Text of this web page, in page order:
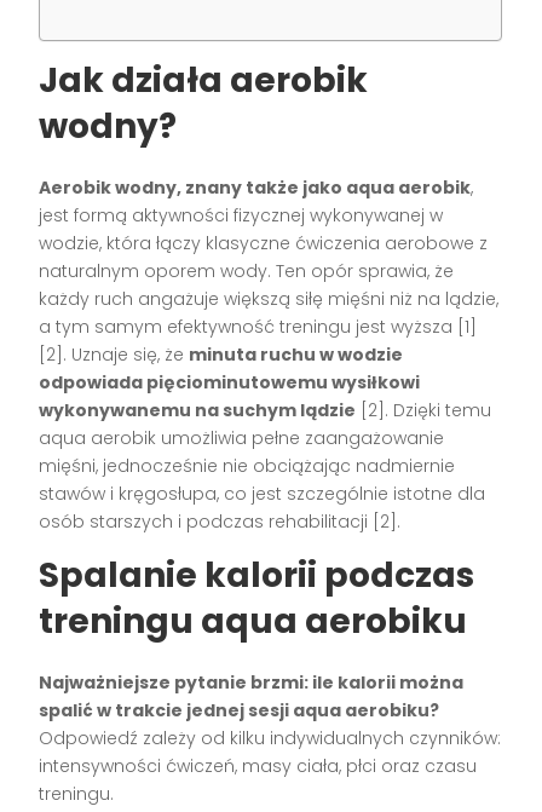
Jak działa aerobik
wodny?
Aerobik wodny, znany także jako aqua aerobik,
jest formą aktywności fizycznej wykonywanej w
wodzie, która łączy klasyczne ćwiczenia aerobowe z
naturalnym oporem wody. Ten opór sprawia, że
każdy ruch angażuje większą siłę mięśni niż na lądzie,
a tym samym efektywność treningu jest wyższa [1]
[2] . Uznaje się, że minuta ruchu w wodzie
odpowiada pięciominutowemu wysiłkowi
wykonywanemu na suchym lądzie [2] . Dzięki temu
aqua aerobik umożliwia pełne zaangażowanie
mięśni, jednocześnie nie obciążając nadmiernie
stawów i kręgosłupa, co jest szczególnie istotne dla
osób starszych i podczas rehabilitacji [2] .
Spalanie kalorii podczas
treningu aqua aerobiku
Najważniejsze pytanie brzmi: ile kalorii można
spalić w trakcie jednej sesji aqua aerobiku?
Odpowiedź zależy od kilku indywidualnych czynników:
intensywności ćwiczeń, masy ciała, płci oraz czasu
treningu.